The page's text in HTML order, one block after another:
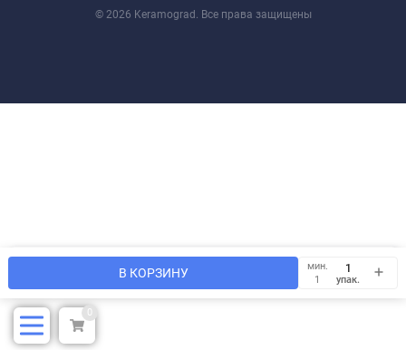
В КОРЗИНУ
мин.
1
упак.
© 2026 Keramograd. Все права защищены
0
Мы используем файлы cookie, чтобы сайт был лучше для
OK